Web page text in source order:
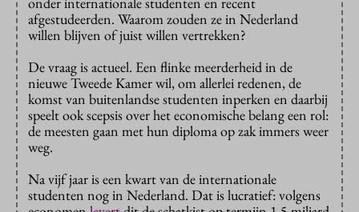
afgestudeerden. Waarom zouden ze in Nederland
willen blijven of juist willen vertrekken?
De vraag is actueel. Een flinke meerderheid in de
nieuwe Tweede Kamer wil, om allerlei redenen, de
komst van buitenlandse studenten inperken en daarbij
speelt ook scepsis over het economische belang een rol:
de meesten gaan met hun diploma op zak immers weer
weg.
Na vijf jaar is een kwart van de internationale
studenten nog in Nederland. Dat is lucratief: volgens